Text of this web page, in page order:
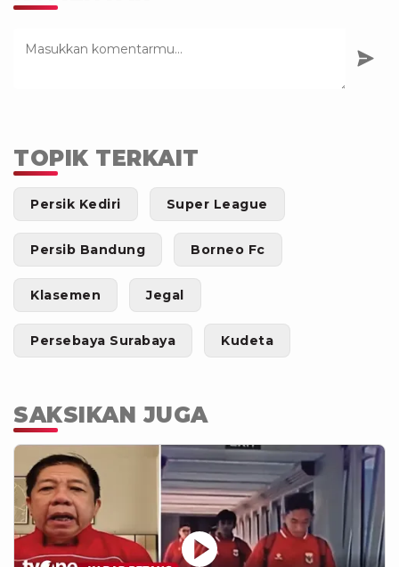
TOPIK TERKAIT
Persik Kediri Super League
Persib Bandung Borneo Fc
Klasemen Jegal
Persebaya Surabaya Kudeta
SAKSIKAN JUGA